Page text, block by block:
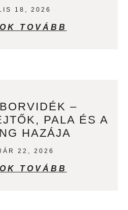
18, 2026
TOVÁBB
–
PALA ÉS A
HAZÁJA
22, 2026
TOVÁBB